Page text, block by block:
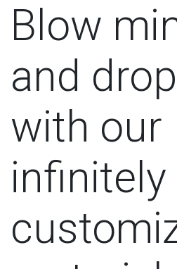
Blow
and
with our
infinitely